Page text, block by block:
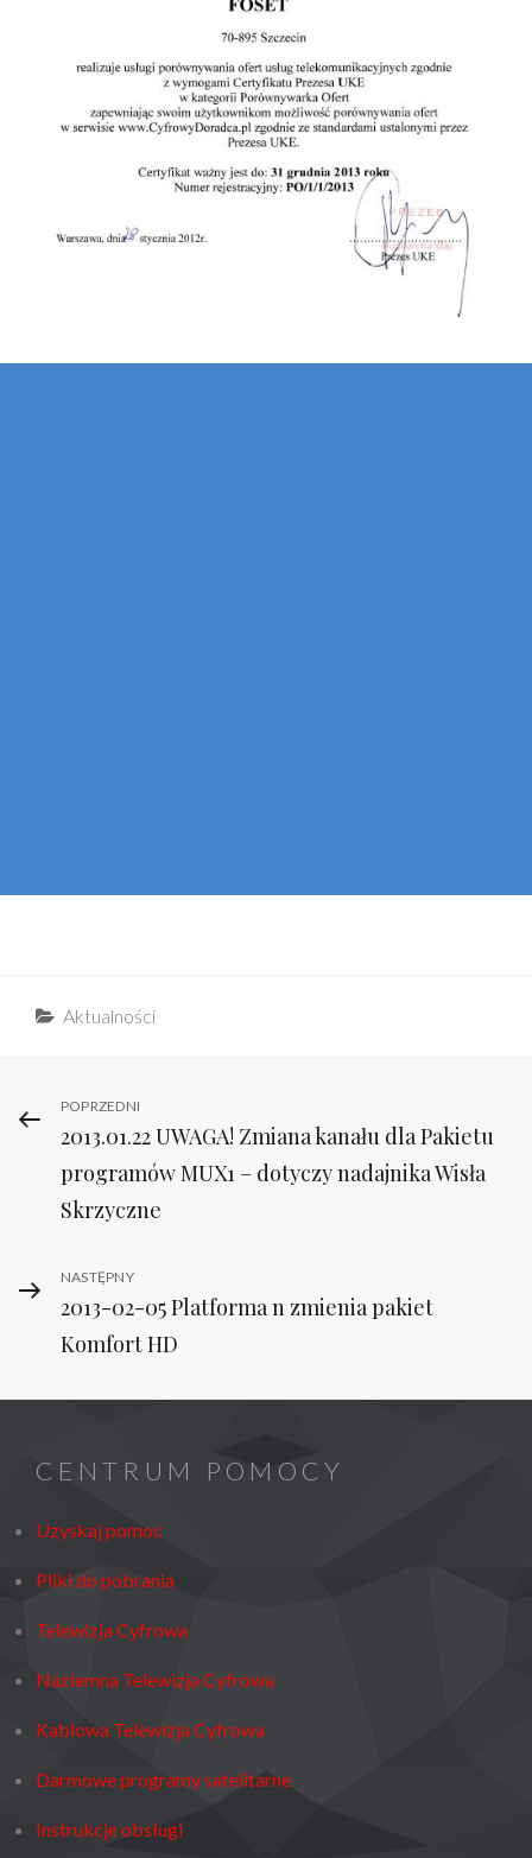
Categories
Aktualności
Nawigacja
wpisu
Previous
Post
POPRZEDNI
2013.01.22 UWAGA! Zmiana kanału dla Pakietu
programów MUX1 – dotyczy nadajnika Wisła
Skrzyczne
Next
Post
NASTĘPNY
2013-02-05 Platforma n zmienia pakiet
Komfort HD
CENTRUM POMOCY
Uzyskaj pomoc
Pliki do pobrania
Telewizja Cyfrowa
Naziemna Telewizja Cyfrowa
Kablowa Telewizja Cyfrowa
Darmowe programy satelitarne
Instrukcje obsługi